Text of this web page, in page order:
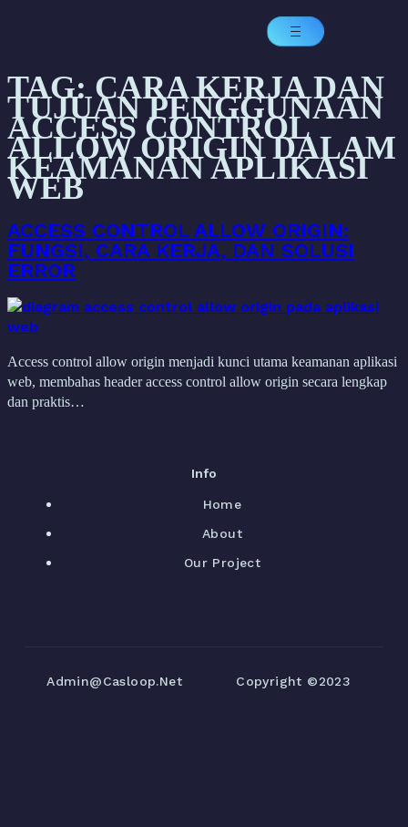
TAG:CARA KERJA DAN
TUJUAN PENGGUNAAN
ACCESS CONTROL
ALLOW ORIGIN DALAM
KEAMANAN APLIKASI
WEB
ACCESS CONTROL ALLOW ORIGIN:
FUNGSI, CARA KERJA, DAN SOLUSI
ERROR
Access control allow origin menjadi kunci utama keamanan aplikasi
web, membahas header access control allow origin secara lengkap
dan praktis…
Info
Home
About
Our Project
Admin@casloop.net Copyright ©2023